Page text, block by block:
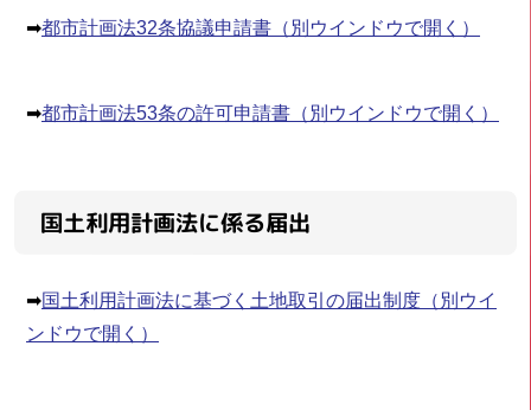
➡都市計画法32条協議申請書 （別ウインドウで開く）
➡都市計画法53条の許可申請書 （別ウインドウで開く）
国土利用計画法に係る届出
➡国土利用計画法に基づく土地取引の届出制度 （別ウイ
ンドウで開く）